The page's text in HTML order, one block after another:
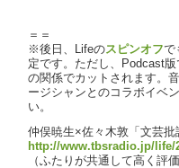
＝＝
※後日、Lifeのスピンオフで
定です。ただし、Podcast
の関係でカットされます。
ージシャンとのコラボイベ
い。
仲俣暁生×佐々木敦「文芸
http://www.tbsradio.jp/life/
（ふたりが共通して高く評